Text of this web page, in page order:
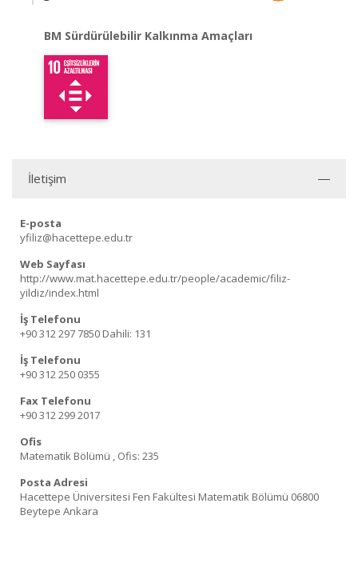
BM Sürdürülebilir Kalkınma Amaçları
İletişim
E-posta
yfiliz@hacettepe.edu.tr
Web Sayfası
http://www.mat.hacettepe.edu.tr/people/academic/filiz-
yildiz/index.html
İş Telefonu
+90 312 297 7850 Dahili: 131
İş Telefonu
+90 312 250 0355
Fax Telefonu
+90 312 299 2017
Ofis
Matematik Bölümü , Ofis: 235
Posta Adresi
Hacettepe Üniversitesi Fen Fakültesi Matematik Bölümü 06800
Beytepe Ankara